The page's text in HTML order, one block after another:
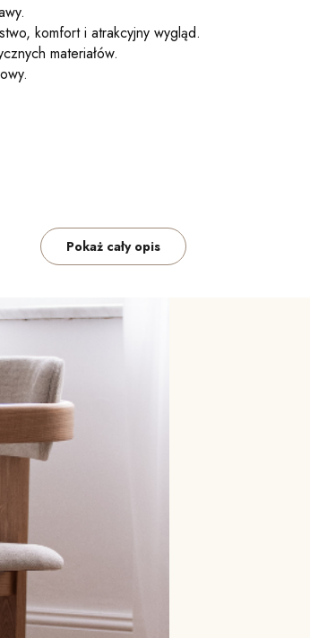
komfort i atrakcyjny wygląd.
materiałów.
Pokaż cały opis